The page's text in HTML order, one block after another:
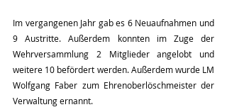
Im vergangenen Jahr gab es 6 Neuaufnahmen und
9 Austritte. Außerdem konnten im Zuge der
Wehrversammlung 2 Mitglieder angelobt und
weitere 10 befördert werden. Außerdem wurde LM
Wolfgang Faber zum Ehrenoberlöschmeister der
Verwaltung ernannt.